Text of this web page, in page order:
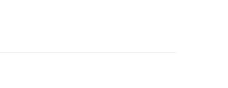
Кожен персонаж збирає власну